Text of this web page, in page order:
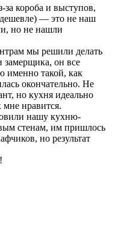
за короба и выступов,
— это не наш
но не нашли
мы решили делать
замерщика, он все
именно такой, как
окончательно. Не
но кухня идеально
мне нравится.
нашу кухню-
стенам, им пришлось
но результат